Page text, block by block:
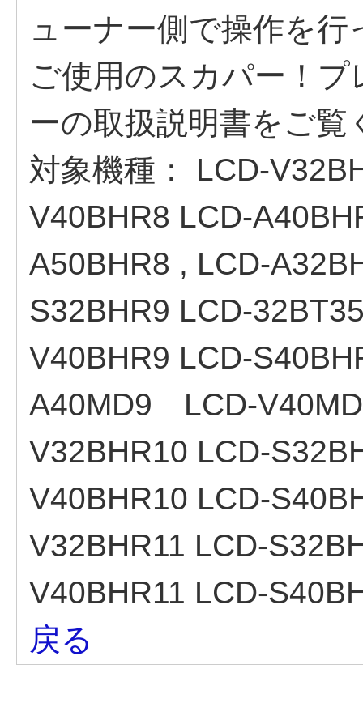
ューナー側で操作を
ご使用のスカパー！
ーの取扱説明書をご覧
対象機種：
LCD-
V40BHR8 LCD-
A50BHR8 , LCD-
S32BHR9 LCD-
V40BHR9 LCD-
A40MD9 LCD-
V32BHR10 LCD-
V40BHR10 LCD-
V32BHR11 LCD-
V40BHR11 LCD-
戻る